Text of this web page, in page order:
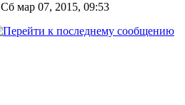
Сб мар 07, 2015, 09:53